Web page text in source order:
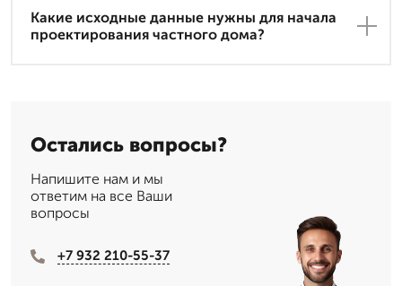
Какие исходные данные нужны для начала
проектирования частного дома?
Остались вопросы?
Напишите нам и мы
ответим на все Ваши
вопросы
+7 932 210-55-37